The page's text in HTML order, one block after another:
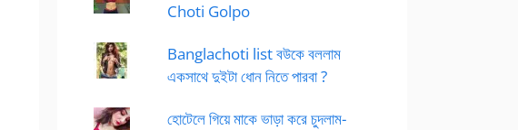
Choti Golpo
Banglachoti list বউকে বললাম
একসাথে দুইটা ধোন নিতে পারবা ?
হোটেলে গিয়ে মাকে ভাড়া করে চুদলাম-